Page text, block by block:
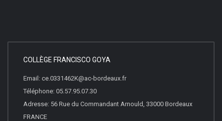
COLLÈGE FRANCISCO GOYA
Email: ce.0331462K@ac-bordeaux.fr
Téléphone: 05.57.95.07.30
Adresse: 56 Rue du Commandant Arnould, 33000 Bordeaux
FRANCE